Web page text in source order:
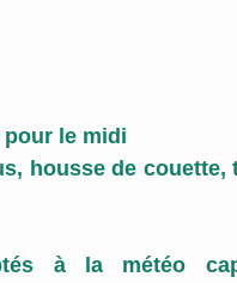
le midi
housse de couette,
à la météo